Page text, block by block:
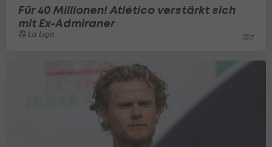
Für 40 Millionen! Atlético verstärkt sich
mit Ex-Admiraner
La Liga 7